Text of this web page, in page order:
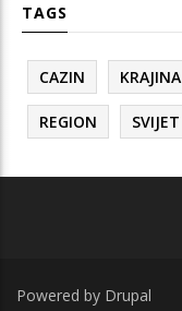
TAGS
CAZIN KRAJINA
REGION SVIJET
Powered by Drupal